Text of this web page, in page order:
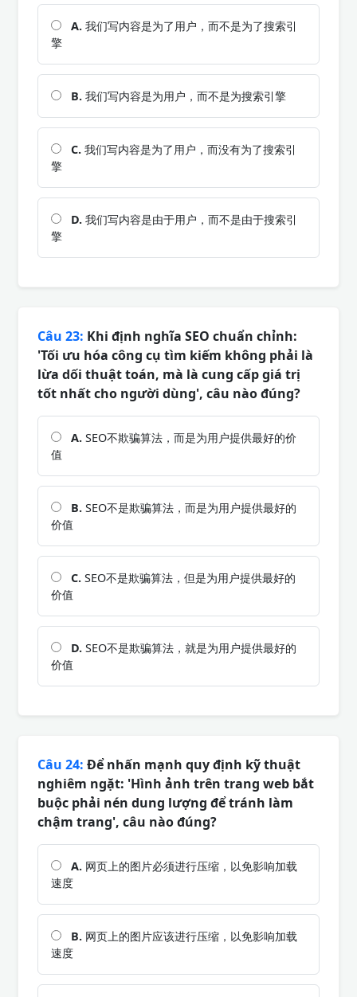
A. 我们写内容是为了用户，而不是为了搜索引
擎
B. 我们写内容是为用户，而不是为搜索引擎
C. 我们写内容是为了用户，而没有为了搜索引
擎
D. 我们写内容是由于用户，而不是由于搜索引
擎
Câu 23: Khi định nghĩa SEO chuẩn chỉnh:
'Tối ưu hóa công cụ tìm kiếm không phải là
lừa dối thuật toán, mà là cung cấp giá trị
tốt nhất cho người dùng', câu nào đúng?
A. SEO不欺骗算法，而是为用户提供最好的价
值
B. SEO不是欺骗算法，而是为用户提供最好的
价值
C. SEO不是欺骗算法，但是为用户提供最好的
价值
D. SEO不是欺骗算法，就是为用户提供最好的
价值
Câu 24: Để nhấn mạnh quy định kỹ thuật
nghiêm ngặt: 'Hình ảnh trên trang web bắt
buộc phải nén dung lượng để tránh làm
chậm trang', câu nào đúng?
A. 网页上的图片必须进行压缩，以免影响加载
速度
B. 网页上的图片应该进行压缩，以免影响加载
速度